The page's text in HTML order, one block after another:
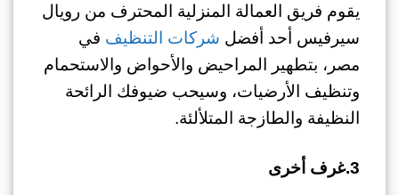
يقوم فريق العمالة المنزلية المحترف من رويال
سيرفيس أحد أفضل شركات التنظيف في
مصر، بتطهير المراحيض والأحواض والاستحمام
وتنظيف الأرضيات، وسيحب ضيوفك الرائحة
النظيفة والطازجة المتلألئة.
3.غرف أخرى